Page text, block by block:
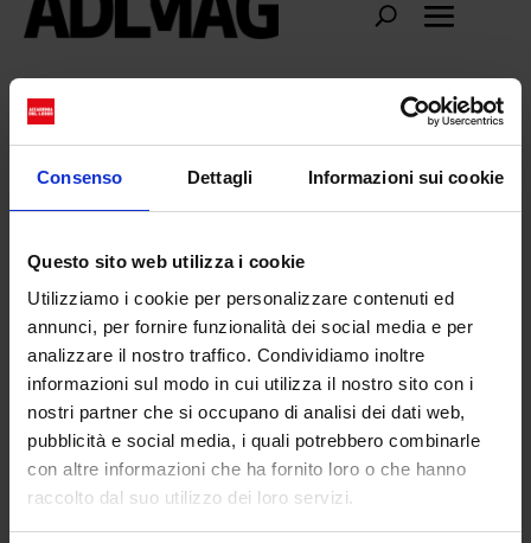
Consenso Dettagli Informazioni sui cookie
Questo sito web utilizza i cookie
Utilizziamo i cookie per personalizzare contenuti ed
annunci, per fornire funzionalità dei social media e per
analizzare il nostro traffico. Condividiamo inoltre
informazioni sul modo in cui utilizza il nostro sito con i
nostri partner che si occupano di analisi dei dati web,
pubblicità e social media, i quali potrebbero combinarle
con altre informazioni che ha fornito loro o che hanno
raccolto dal suo utilizzo dei loro servizi.
Vivienne Westwood: It’s time to fall in love
daGiulia Martorelli| Ott 23, 2023